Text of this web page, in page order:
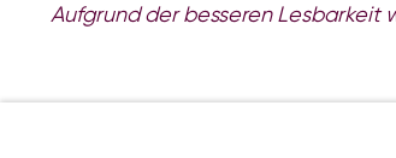
Aufgrund der besseren Lesbarkeit